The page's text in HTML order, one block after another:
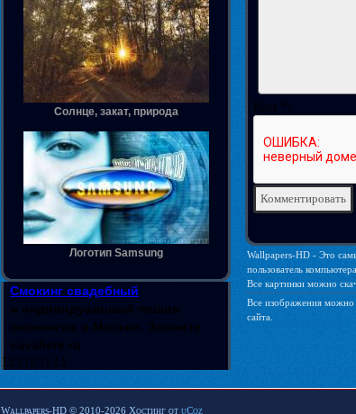
Солнце, закат, природа
Логотип Samsung
Смокинг свадебный
и индивидуальный пошив
смокингов в Москве. Звоните
cavaliere.ru
123123123
Код *:
Wallpapers-HD - Это
пользователь
Все картинки можно
Все изображения можно
сайта.
Wallpapers-HD © 2010-2026 Хостинг от uCoz